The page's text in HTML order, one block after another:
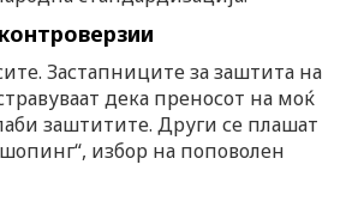
Застапниците за заштита на
дека преносот на моќ
заштитите. Други се плашат
избор на поповолен